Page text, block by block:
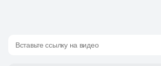
Вставьте ссылку на видео